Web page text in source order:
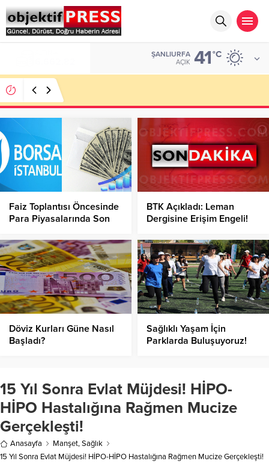
ŞANLIURFA
AÇIK 41°C
Faiz Toplantısı Öncesinde
Para Piyasalarında Son
BTK Açıkladı: Leman
Dergisine Erişim Engeli!
Döviz Kurları Güne Nasıl
Başladı?
Sağlıklı Yaşam İçin
Parklarda Buluşuyoruz!
15 Yıl Sonra Evlat Müjdesi! HİPO-
HİPO Hastalığına Rağmen Mucize
Gerçekleşti!
Anasayfa Manşet,Sağlık
15 Yıl Sonra Evlat Müjdesi! HİPO-HİPO Hastalığına Rağmen Mucize Gerçekleşti!